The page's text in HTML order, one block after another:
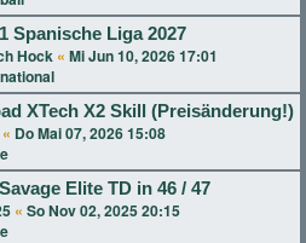
Spanische Liga 2027
Hock « Mi Jun 10, 2026 17:01
XTech X2 Skill (Preisänderung!)
« Do Mai 07, 2026 15:08
Elite TD in 46 / 47
« So Nov 02, 2025 20:15